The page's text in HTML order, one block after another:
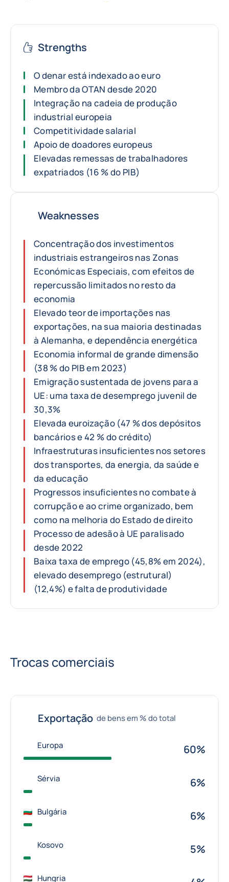
Strengths
O denar está indexado ao euro
Membro da OTAN desde 2020
Integração na cadeia de produção
industrial europeia
Competitividade salarial
Apoio de doadores europeus
Elevadas remessas de trabalhadores
expatriados (16 % do PIB)
Weaknesses
Concentração dos investimentos
industriais estrangeiros nas Zonas
Económicas Especiais, com efeitos de
repercussão limitados no resto da
economia
Elevado teor de importações nas
exportações, na sua maioria destinadas
à Alemanha, e dependência energética
Economia informal de grande dimensão
(38 % do PIB em 2023)
Emigração sustentada de jovens para a
UE: uma taxa de desemprego juvenil de
30,3%
Elevada euroização (47 % dos depósitos
bancários e 42 % do crédito)
Infraestruturas insuficientes nos setores
dos transportes, da energia, da saúde e
da educação
Progressos insuficientes no combate à
corrupção e ao crime organizado, bem
como na melhoria do Estado de direito
Processo de adesão à UE paralisado
desde 2022
Baixa taxa de emprego (45,8% em 2024),
elevado desemprego (estrutural)
(12,4%) e falta de produtividade
Trocas comerciais
Exportação de bens em % do total
Europa 60%
Sérvia 6%
Bulgária 6%
Kosovo 5%
Hungria